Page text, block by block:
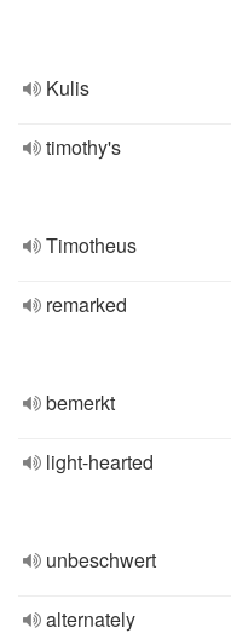
Kulis
timothy's
Timotheus
remarked
bemerkt
light-hearted
unbeschwert
alternately